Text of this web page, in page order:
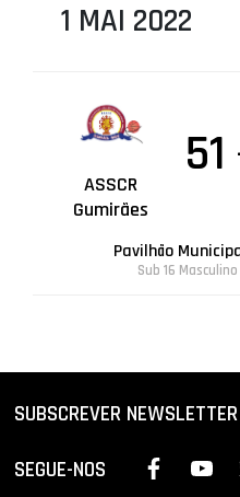
1 MAI 2022
ASSCR
Gumirães
51
Pavilhão
Sub 16
SUBSCREVER NEWSLETTER
SEGUE-NOS